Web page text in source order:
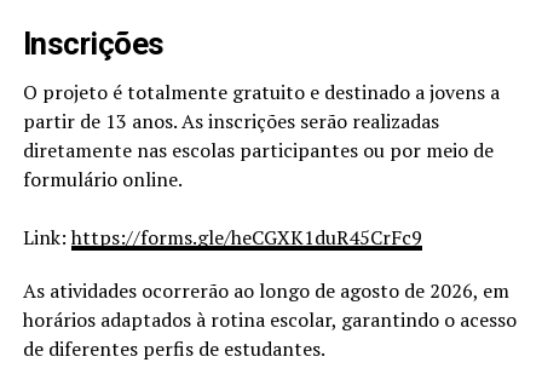
Inscrições
O projeto é totalmente gratuito e destinado a jovens a
partir de 13 anos. As inscrições serão realizadas
diretamente nas escolas participantes ou por meio de
formulário online.
Link:https://forms.gle/heCGXK1duR45CrFc9
As atividades ocorrerão ao longo de agosto de 2026, em
horários adaptados à rotina escolar, garantindo o acesso
de diferentes perfis de estudantes.